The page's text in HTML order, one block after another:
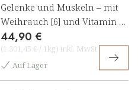
Gelenke und Muskeln – mit
Weihrauch [6] und Vitamin D
[1]
44,90 €
(1.301,45 € / 1kg) inkl. MwSt
Auf Lager